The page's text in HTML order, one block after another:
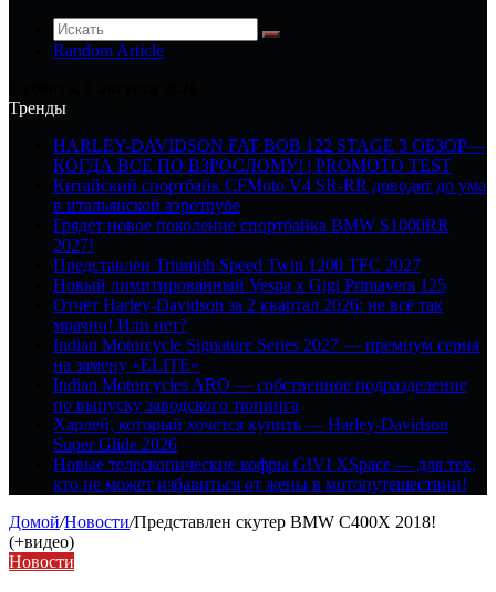
Random Article
Тренды
HARLEY-DAVIDSON FAT BOB 122 STAGE 3 ОБЗОР—
КОГДА ВСЕ ПО ВЗРОСЛОМУ! | PROMOTO TEST
Китайский спортбайк CFMoto V4 SR-RR доводят до ума
в итальянской аэротрубе
Грядет новое поколение спортбайка BMW S1000RR
2027!
Представлен Triumph Speed Twin 1200 TFC 2027
Новый лимитированный Vespa x Gigi Primavera 125
Отчёт Harley-Davidson за 2 квартал 2026: не всё так
мрачно! Или нет?
Indian Motorcycle Signature Series 2027 — премиум серия
на замену «ELITE»
Indian Motorcycles ARO — собственное подразделение
по выпуску заводского тюнинга
Харлей, который хочется купить — Harley-Davidson
Super Glide 2026
Новые телескопические кофры GIVI XSpace — для тех,
кто не может избавиться от жены в мотопутешествии!
Домой/Новости/Представлен скутер BMW C400X 2018!
(+видео)
Новости